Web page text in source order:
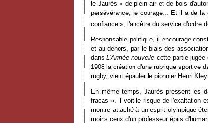
le Jaurès « de plein air et de bois
persévérance, le courage... Et il a de
confiance », l'ancêtre du service d'ordre
Responsable politique, il encourage
et au-dehors, par le biais des
dansL'Armée nouvelle cette partie jugée
1908 la création d'une rubrique sportive
rugby, vient épauler le pionnier Henri
En même temps, Jaurès pressent les
fracas ». Il voit le risque de l'exaltation
montre attaché à un esprit olympique
moins ceux d'un professeur épris